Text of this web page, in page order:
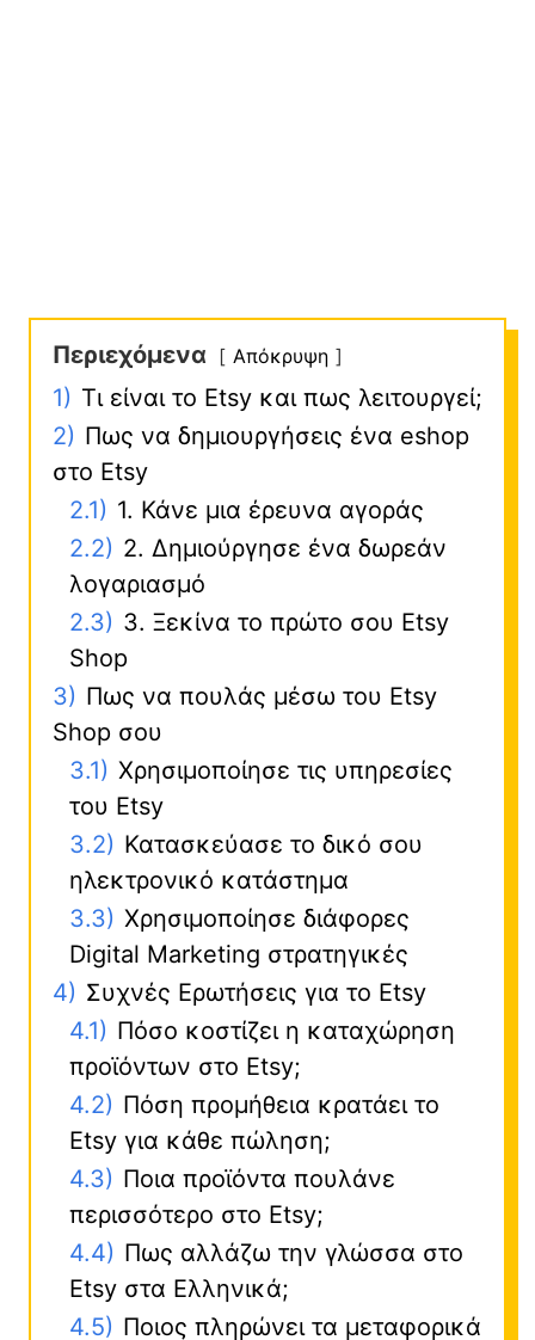
Περιεχόμενα Απόκρυψη
1) Τι είναι το Etsy και πως λειτουργεί;
2) Πως να δημιουργήσεις ένα eshop
στο Etsy
2.1) 1. Κάνε μια έρευνα αγοράς
2.2) 2. Δημιούργησε ένα δωρεάν
λογαριασμό
2.3) 3. Ξεκίνα το πρώτο σου Etsy
Shop
3) Πως να πουλάς μέσω του Etsy
Shop σου
3.1) Χρησιμοποίησε τις υπηρεσίες
του Etsy
3.2) Κατασκεύασε το δικό σου
ηλεκτρονικό κατάστημα
3.3) Χρησιμοποίησε διάφορες
Digital Marketing στρατηγικές
4) Συχνές Ερωτήσεις για το Etsy
4.1) Πόσο κοστίζει η καταχώρηση
προϊόντων στο Etsy;
4.2) Πόση προμήθεια κρατάει το
Etsy για κάθε πώληση;
4.3) Ποια προϊόντα πουλάνε
περισσότερο στο Etsy;
4.4) Πως αλλάζω την γλώσσα στο
Etsy στα Ελληνικά;
4.5) Ποιος πληρώνει τα μεταφορικά